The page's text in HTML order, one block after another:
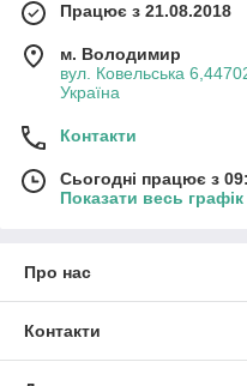
Працює з 21.08.2018
м. Володимир
вул. Ковельська
Україна
Контакти
Сьогодні працює з
Показати весь
Про нас
Контакти